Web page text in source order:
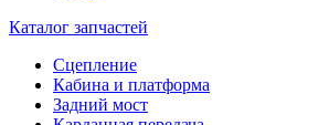
Каталог запчастей
Сцепление
Кабина и платформа
Задний мост